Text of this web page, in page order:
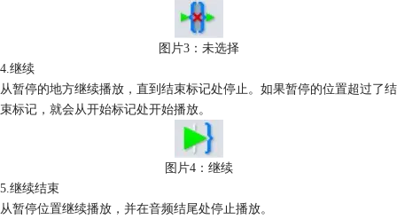
图片3：未选择
4.继续
从暂停的地方继续播放，直到结束标记处停止。如果暂停的位置超过了结
束标记，就会从开始标记处开始播放。
图片4：继续
5.继续结束
从暂停位置继续播放，并在音频结尾处停止播放。